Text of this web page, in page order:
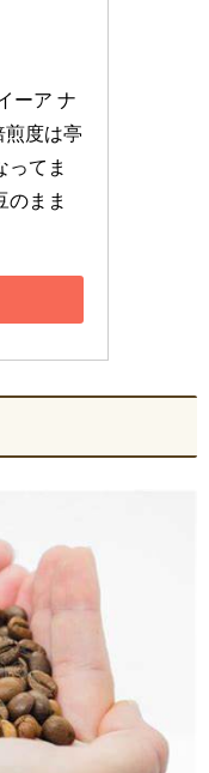
ーア ナ
煎度は亭
ってま
のまま